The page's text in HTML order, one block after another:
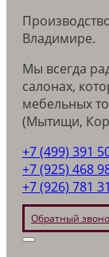
Владимире.
Мы всегда
салонах,
мебельных
(Мытищи,
+7 (499) 391
+7 (925) 468
+7 (926) 781
Обратный